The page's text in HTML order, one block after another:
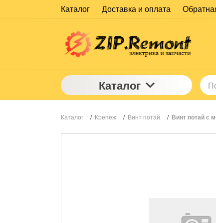
Каталог Доставка и оплата
Каталог
Каталог / Крепёж / Винт потай / Винт потай с